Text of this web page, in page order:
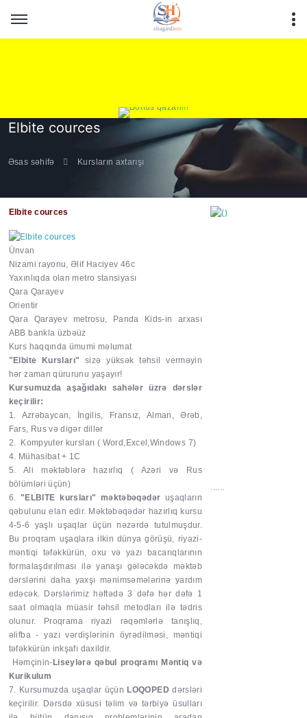
Elbite cources
Əsas səhifə Kursların axtarışı
Elbite cources
Ünvan
Nizami rayonu, Əlif Haciyev 46c
Yaxınlıqda olan metro stansiyası
Qara Qarayev
Orientir
Qara Qarayev metrosu, Panda Kids-in arxası
ABB bankla üzbəüz
Kurs haqqında ümumi məlumat
"Elbite Kursları" sizə yüksək təhsil verməyin
hər zaman qürurunu yaşayır!
Kursumuzda aşağıdakı sahələr üzrə dərslər
keçirilir:
1. Azrəbaycan, İngilis, Fransız, Alman, Ərəb,
Fars, Rus və digər dillər
2. Kompyuter kursları ( Word,Excel,Windows 7)
4. Mühasibat + 1C
5. Ali məktəblərə hazırlıq ( Azəri və Rus
bölümləri üçün)
6."ELBITE kursları" məktəbəqədər uşaqların
qəbulunu elan edir. Məktəbəqədər hazırlıq kursu
4-5-6 yaşlı uşaqlar üçün nəzərdə tutulmuşdur.
Bu proqram uşaqlara ilkin dünya görüşü, riyazi-
məntiqi təfəkkürün, oxu və yazı bacarıqlarının
formalaşdırılması ilə yanaşı gələcəkdə məktəb
dərslərini daha yaxşı mənimsəmələrinə yardım
edəcək. Dərslərimiz həftədə 3 dəfə hər dəfə 1
saat olmaqla müasir təhsil metodları ilə tədris
olunur. Proqrama riyazi rəqəmlərlə tanışlıq,
əlifba - yazı vərdişlərinin öyrədilməsi, məntiqi
təfəkkürün inkşafı daxildir.
Həmçinin- Liseylərə qəbul proqramı Məntiq və
Kurikulum
7. Kursumuzda uşaqlar üçün LOQOPED dərsləri
keçirilir. Dərsdə xüsusi təlim və tərbiyə üsulları
......